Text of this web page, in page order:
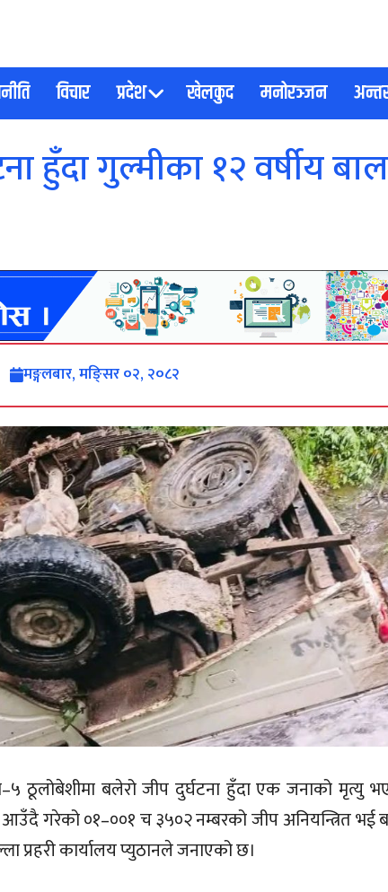
विचार प्रदेश खेलकुद मनोरञ्जन
हुँदा गुल्मीका १२ वर्षीय
मङ्गलबार, मङि्सर ०२, २०८२
ठूलोबेशीमा बलेरो जीप दुर्घटना हुँदा एक जनाको मृत्यु
गरेको ०१–००१ च ३५०२ नम्बरको जीप अनियन्त्रित भई
प्रहरी कार्यालय प्युठानले जनाएको छ।